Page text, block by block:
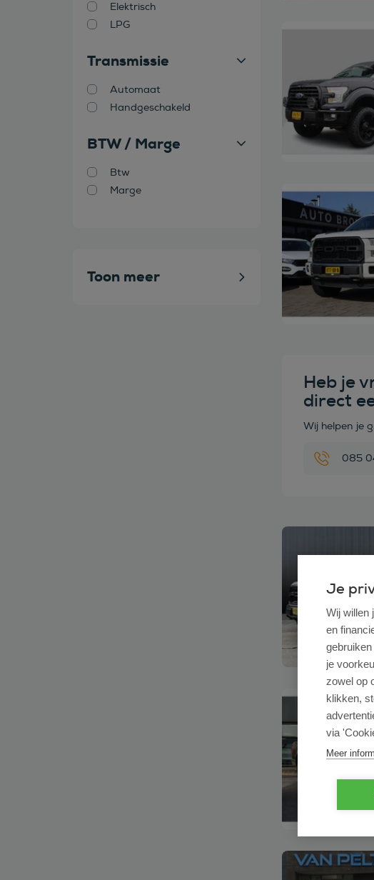
Elektrisch
LPG
Transmissie
Automaat
Handgeschakeld
BTW / Marge
Btw
Marge
Toon meer
Bekijk deze auto
Heb je
direct
Wij helpen je
085
Bekijk deze auto
Bekijk deze auto
Je
Wij willen
en
je
zowel op
klikken,
via
Meer